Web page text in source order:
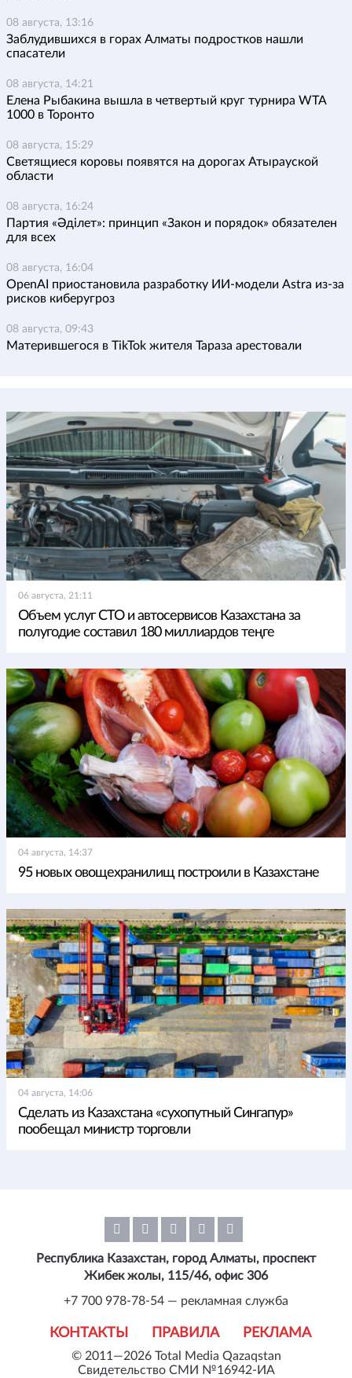
08 августа, 13:16
Заблудившихся в горах Алматы подростков нашли
спасатели
08 августа, 14:21
Елена Рыбакина вышла в четвертый круг турнира WTA
1000 в Торонто
08 августа, 15:29
Светящиеся коровы появятся на дорогах Атырауской
области
08 августа, 16:24
Партия «Әділет»: принцип «Закон и порядок» обязателен
для всех
08 августа, 16:04
OpenAI приостановила разработку ИИ-модели Astra из-за
рисков киберугроз
08 августа, 09:43
Матерившегося в TikTok жителя Тараза арестовали
06 августа, 21:11
Объем услуг СТО и автосервисов Казахстана за
полугодие составил 180 миллиардов теңге
04 августа, 14:37
95 новых овощехранилищ построили в Казахстане
04 августа, 14:06
Сделать из Казахстана «сухопутный Сингапур»
пообещал министр торговли
© 2011—2026 Total Media Qazaqstan
Свидетельство СМИ №16942-ИА
КОНТАКТЫ ПРАВИЛА РЕКЛАМА
Республика Казахстан, город Алматы, проспект
Жибек жолы, 115/46, офис 306
+7 700 978-78-54 — рекламная служба